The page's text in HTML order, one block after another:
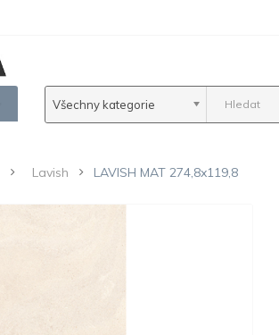
Všechny kategorie
Lavish LAVISH MAT 274,8x119,8